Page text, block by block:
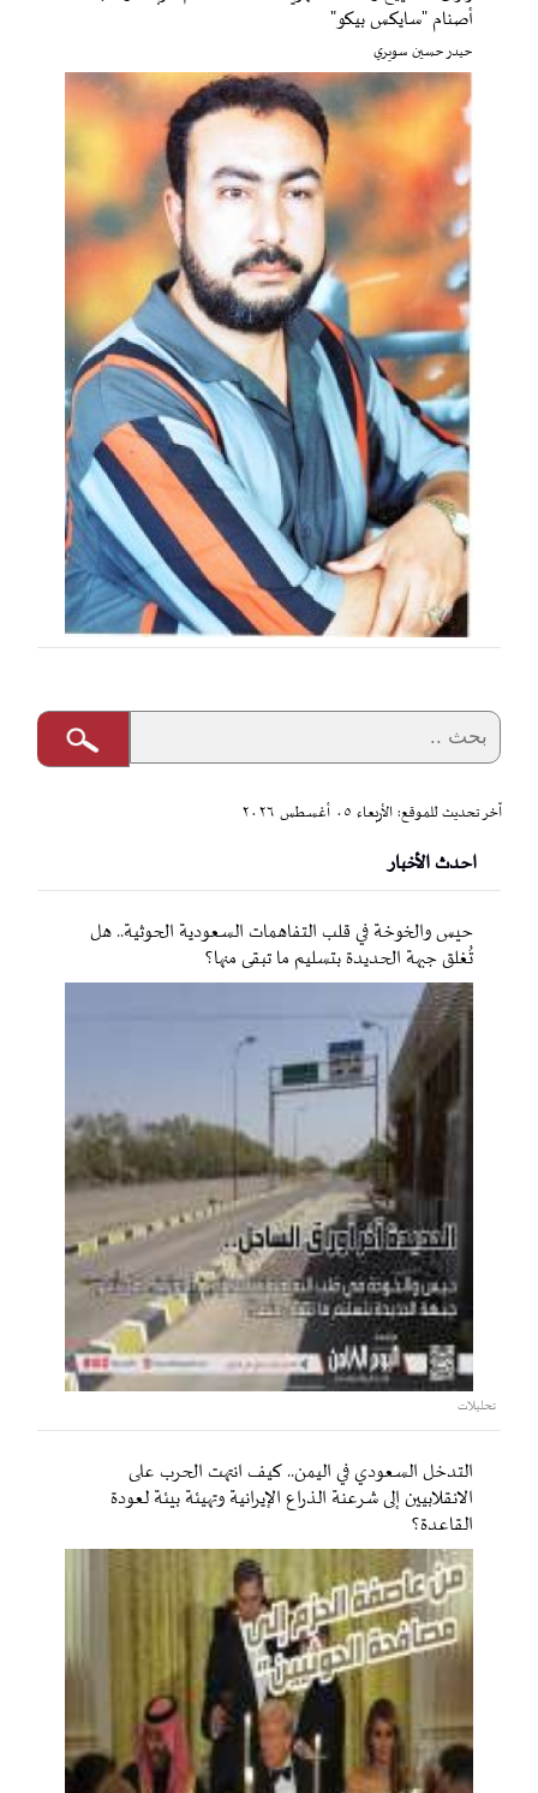
أصنام "سايكس بيكو"
حيدر حسين سويري
آخر تحديث للموقع: الأربعاء ٠٥ أغسطس ٢٠٢٦
احدث الأخبار
حيس والخوخة في قلب التفاهمات السعودية الحوثية.. هل
تُغلق جبهة الحديدة بتسليم ما تبقى منها؟
تحليلات
التدخل السعودي في اليمن.. كيف انتهت الحرب على
الانقلابيين إلى شرعنة الذراع الإيرانية وتهيئة بيئة لعودة
القاعدة؟